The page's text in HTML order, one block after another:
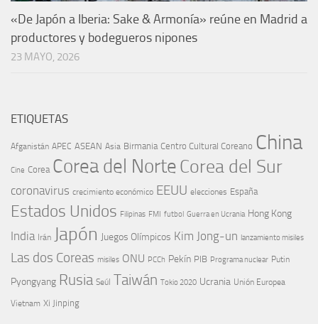
«De Japón a Iberia: Sake & Armonía» reúne en Madrid a
productores y bodegueros nipones
23 MAYO, 2026
ETIQUETAS
Afganistán APEC ASEAN Asia Birmania Centro Cultural Coreano China
Cine Corea Corea del NorteCorea del Sur
coronavirus crecimiento económico EEUU elecciones España
Estados Unidos Filipinas FMI futbol Guerra en Ucrania Hong Kong
India Irán Japón Juegos Olímpicos Kim Jong-un lanzamiento misiles
Las dos Coreas misiles ONU PCCh Pekín PIB Programa nuclear Putin
Pyongyang Rusia Seúl Taiwán Tokio 2020 Ucrania Unión Europea
Vietnam Xi Jinping